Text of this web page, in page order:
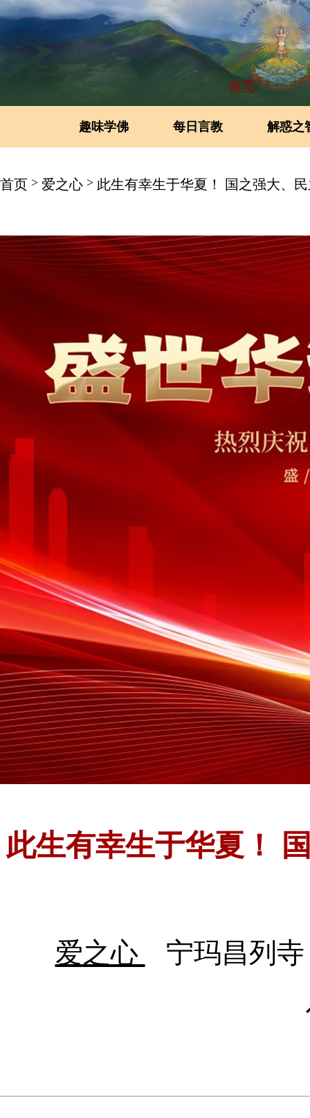
首页
趣味学佛 每日言教 解惑之
首页 > 爱之心 > 此生有幸生于华夏！ 国之强大、
此生有幸生于华夏！
爱之心
宁玛昌列寺